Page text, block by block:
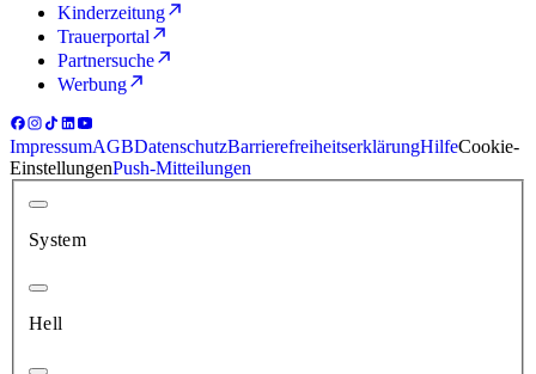
Kinderzeitung
Trauerportal
Partnersuche
Werbung
ImpressumAGBDatenschutzBarrierefreiheitserklärungHilfeCookie-
EinstellungenPush-Mitteilungen
System
Hell